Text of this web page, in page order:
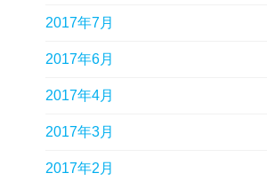
2017年7月
2017年6月
2017年4月
2017年3月
2017年2月